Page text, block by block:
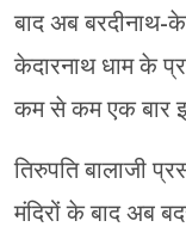
बाद अब बरदीनाथ-
केदारनाथ धाम के
कम से कम एक बार
तिरुपति बालाजी
मंदिरों के बाद अब